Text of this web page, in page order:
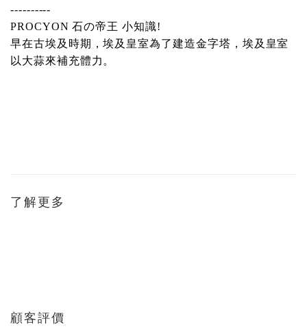
----------
PROCYON石の帝王 小知識!
早在古埃及時期，埃及皇室為了建造金字塔，埃及皇室
以大蒜來補充體力。
了解更多
顧客評價